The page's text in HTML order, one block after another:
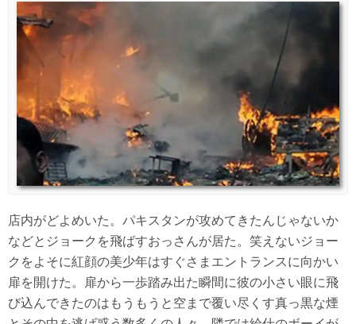
店内がどよめいた。パキスタンが攻めてきたんじゃないか
などとジョークを飛ばすおっさんが居た。笑えないジョー
クをよそに紅顔の美少年はすぐさまエントランスに向かい
扉を開けた。扉から一歩踏み出た瞬間に彼の小さい眼に飛
び込んできたのはもうもうと空まで覆い尽くす真っ黒な煙